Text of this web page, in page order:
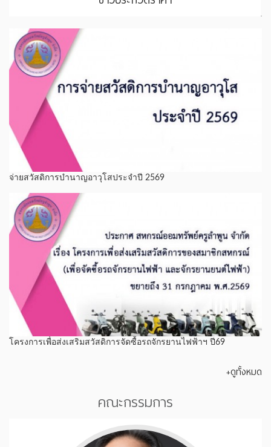
จ่ายสวัสดิการบำนาญอาวุโสประจำปี 2569
โครงการเพื่อส่งเสริมสวัสดิการจัดซื้อรถจักรยานไฟฟ้าฯ ปี69
+ดูทั้งหมด
คณะกรรมการ